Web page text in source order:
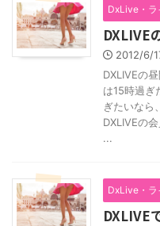
DxLive・ラ
DXLIVE
2012/6/
DXLIVEの
は15時過ぎ
ぎたいなら
DXLIVEの
...
DxLive・ラ
DXLIVE